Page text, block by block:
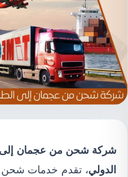
شركة شحن من عجمان إلى
الدولي، تقدم خدمات شحن